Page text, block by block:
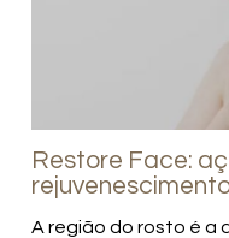
Restore Face:
A região do rosto é a